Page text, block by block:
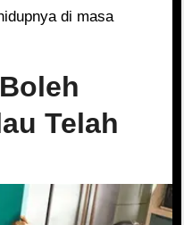
di masa
Telah